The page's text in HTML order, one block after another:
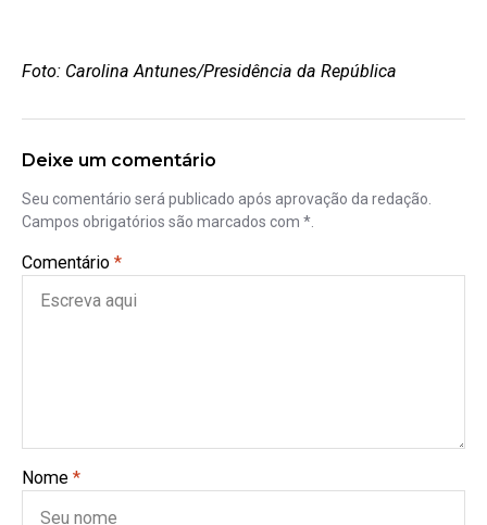
Foto: Carolina Antunes/Presidência da República
Deixe um comentário
Seu comentário será publicado após aprovação da redação.
Campos obrigatórios são marcados com *.
Comentário *
Nome *